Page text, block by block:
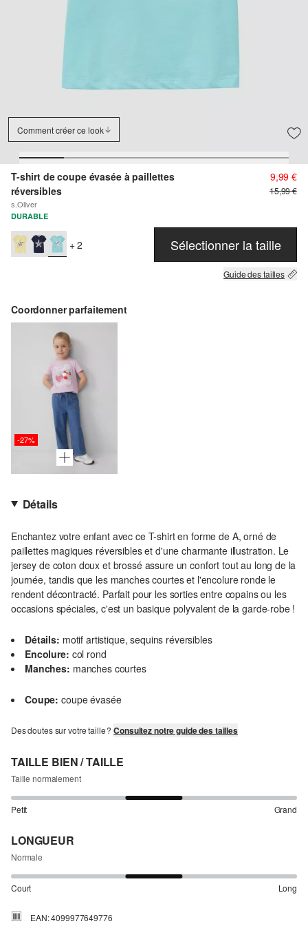
Comment créer ce look
T-shirt de coupe évasée à paillettes
réversibles
s.Oliver
9,99 €
15,99 €
DURABLE
+ 2 Sélectionner la taille
Guide des tailles
Coordonner parfaitement
-27%
Détails
Enchantez votre enfant avec ce T-shirt en forme de A, orné de
paillettes magiques réversibles et d'une charmante illustration. Le
jersey de coton doux et brossé assure un confort tout au long de la
journée, tandis que les manches courtes et l'encolure ronde le
rendent décontracté. Parfait pour les sorties entre copains ou les
occasions spéciales, c'est un basique polyvalent de la garde-robe !
Détails: motif artistique, sequins réversibles
Encolure: col rond
Manches: manches courtes
Coupe: coupe évasée
Des doutes sur votre taille ?Consultez notre guide des tailles
TAILLE BIEN / TAILLE
Taille normalement
Petit Grand
LONGUEUR
Normale
Court Long
EAN: 4099977649776